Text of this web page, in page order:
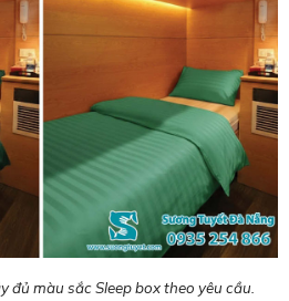
đủ màu sắc Sleep box theo yêu cầu.